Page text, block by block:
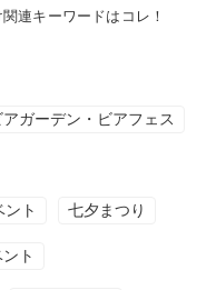
連キーワードはコレ！
アガーデン・ビアフェス
ト 七夕まつり
ト